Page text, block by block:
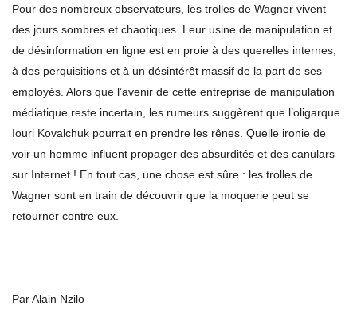
Pour des nombreux observateurs, les trolles de Wagner vivent
des jours sombres et chaotiques. Leur usine de manipulation et
de désinformation en ligne est en proie à des querelles internes,
à des perquisitions et à un désintérêt massif de la part de ses
employés. Alors que l’avenir de cette entreprise de manipulation
médiatique reste incertain, les rumeurs suggèrent que l’oligarque
Iouri Kovalchuk pourrait en prendre les rênes. Quelle ironie de
voir un homme influent propager des absurdités et des canulars
sur Internet ! En tout cas, une chose est sûre : les trolles de
Wagner sont en train de découvrir que la moquerie peut se
retourner contre eux.
Par Alain Nzilo